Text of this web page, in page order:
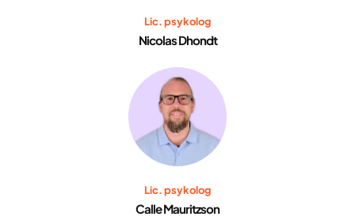
Lic. psykolog
Nicolas Dhondt
Lic. psykolog
Calle Mauritzson